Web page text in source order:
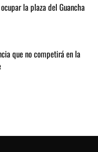
la plaza del Guancha
que no competirá en la